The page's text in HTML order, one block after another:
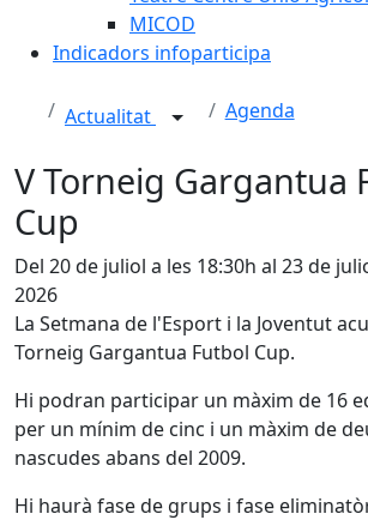
MICOD
Indicadors infoparticipa
Actualitat Agenda
V Torneig Gargantua
Cup
Del 20 de juliol a les 18:30h al 23 de
2026
La Setmana de l'Esport i la Joventut
Torneig Gargantua Futbol Cup.
Hi podran participar un màxim de 16
per un mínim de cinc i un màxim de
nascudes abans del 2009.
Hi haurà fase de grups i fase